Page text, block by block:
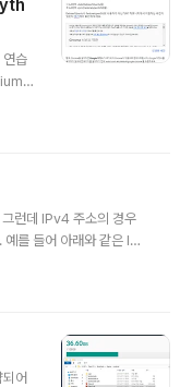
연습
어
리고
런데 IPv4 주소의 경우
를 들어 아래와 같은 IP
하지만 그냥 sort를
지 못한다. 해결책은 약
어